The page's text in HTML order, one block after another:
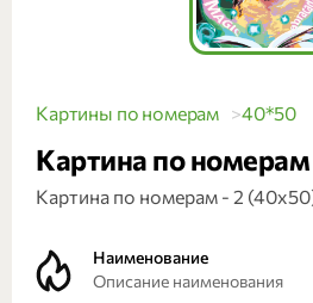
Картины по номерам 40*50
Картина по
Картина по номерам - 2
Наименование
Описание наименования